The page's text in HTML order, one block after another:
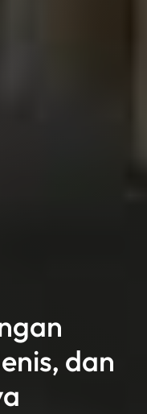
dan